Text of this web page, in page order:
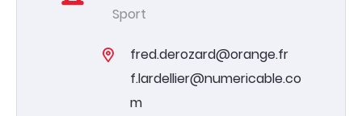
Sport
fred.derozard@orange.fr
f.lardellier@numericable.co
m